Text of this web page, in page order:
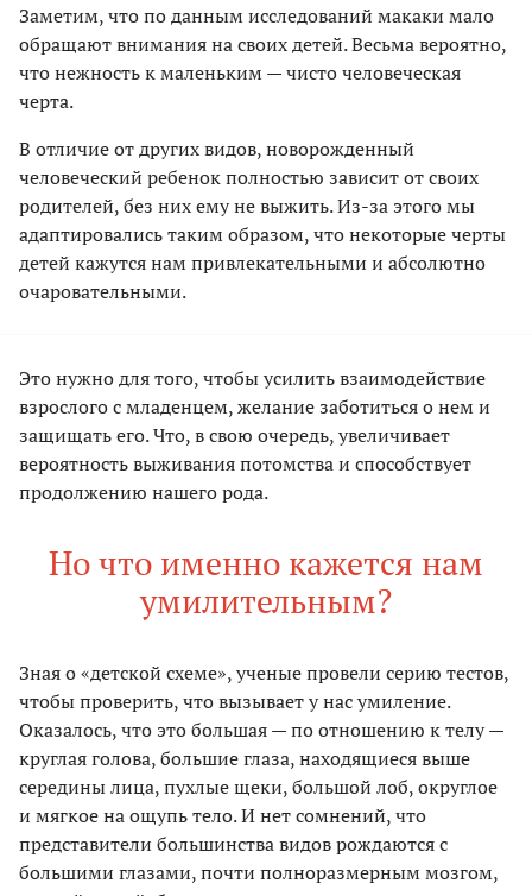
Заметим, что по данным исследований макаки мало
обращают внимания на своих детей. Весьма вероятно,
что нежность к маленьким — чисто человеческая
черта.
В отличие от других видов, новорожденный
человеческий ребенок полностью зависит от своих
родителей, без них ему не выжить. Из-за этого мы
адаптировались таким образом, что некоторые черты
детей кажутся нам привлекательными и абсолютно
очаровательными.
Это нужно для того, чтобы усилить взаимодействие
взрослого с младенцем, желание заботиться о нем и
защищать его. Что, в свою очередь, увеличивает
вероятность выживания потомства и способствует
продолжению нашего рода.
Но что именно кажется нам
умилительным?
Зная о «детской схеме», ученые провели серию тестов,
чтобы проверить, что вызывает у нас умиление.
Оказалось, что это большая — по отношению к телу —
круглая голова, большие глаза, находящиеся выше
середины лица, пухлые щеки, большой лоб, округлое
и мягкое на ощупь тело. И нет сомнений, что
представители большинства видов рождаются с
большими глазами, почти полноразмерным мозгом,